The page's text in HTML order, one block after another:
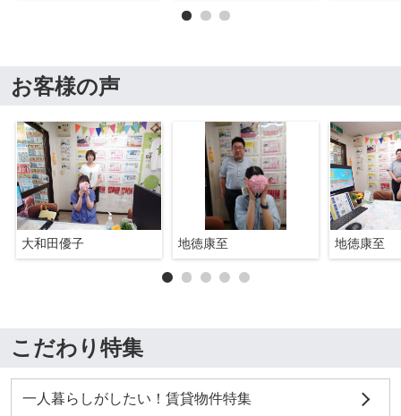
お客様の声
大和田優子 地徳康至 地徳康至
こだわり特集
一人暮らしがしたい！賃貸物件特集